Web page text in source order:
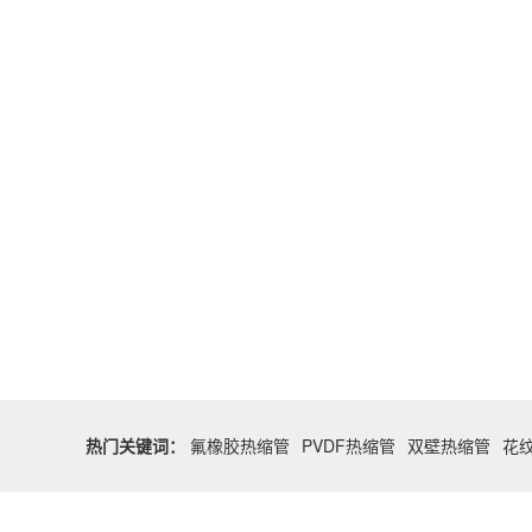
热门关键词： 氟橡胶热缩管 PVDF热缩管 双壁热缩管 花